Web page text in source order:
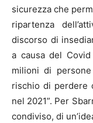
sicurezza che
ripartenza
discorso di
a causa del
milioni di
rischio di perdere
nel 2021”. Per
condiviso, di